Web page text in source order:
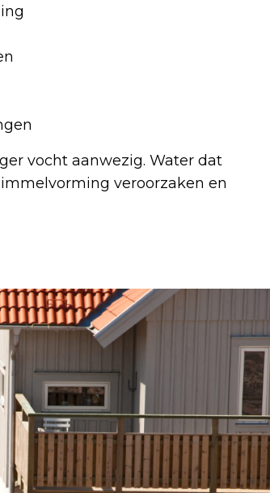
vocht aanwezig. Water dat
veroorzaken en